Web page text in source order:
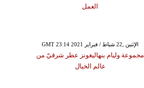
العمل
GMT 23:14 2021 الإثنين ,22 شباط / فبراير
مجموعة وليام بنهاليغونز عطر شرقيّ من
عالم الخيال